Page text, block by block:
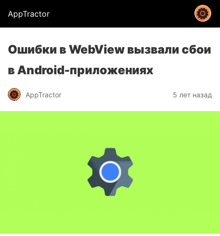
AppTractor
Ошибки в WebView вызвали сбои
в Android-приложениях
AppTractor 5 лет назад